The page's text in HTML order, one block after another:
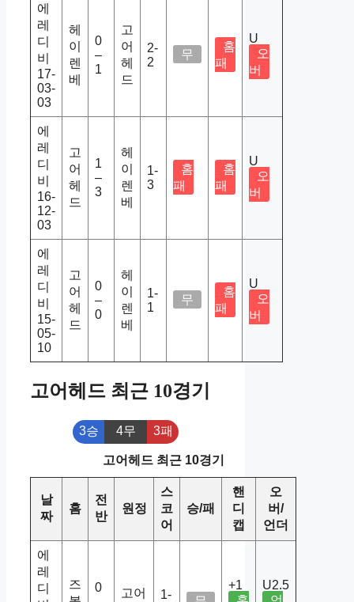
에
레
디
비
17-
03-
03
헤
이
렌
베
0
–
1
고
어
헤
드
2-
2
무
홈
패
U
오
버
에
레
디
비
16-
12-
03
고
어
헤
드
1
–
3
헤
이
렌
베
1-
3
홈
패
홈
패
U
오
버
에
레
디
비
15-
05-
10
고
어
헤
드
0
–
0
헤
이
렌
베
1-
1
무
홈
패
U
오
버
고어헤드 최근 10경기
3승 4무 3패
고어헤드 최근 10경기
날
짜
홈
전
반
원정
스
코
어
승/패
핸
디
캡
오
버/
언더
에
레
디
즈
0
고어
1-
+1
U2.5